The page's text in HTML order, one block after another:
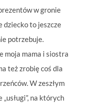
w gronie
dziecko to jeszcze
potrzebuje.
moja mama i siostra
też zrobię coś dla
W zeszłym
na których